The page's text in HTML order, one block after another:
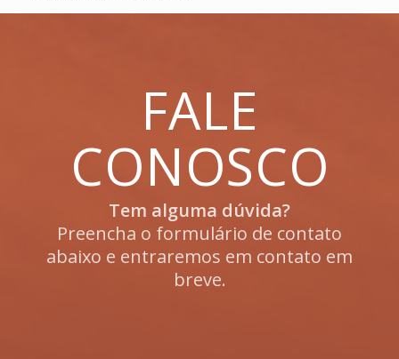
FALE
CONOSCO
Tem alguma dúvida?
Preencha o formulário de contato
abaixo e entraremos em contato em
breve.